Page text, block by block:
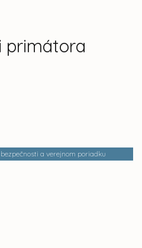
primátora
a verejnom poriadku